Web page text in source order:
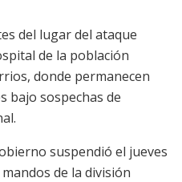
del lugar del ataque
de la población
donde permanecen
bajo sospechas de
suspendió el jueves
de la división